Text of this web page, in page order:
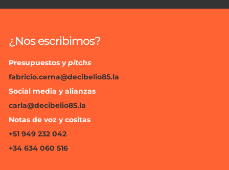
¿Nos escribimos?
Presupuestos ypitchs
fabricio.cerna@decibelio85.la
Social media y alianzas
carla@decibelio85.la
Notas de voz y cositas
+51 949 232 042
+34 634 060 516